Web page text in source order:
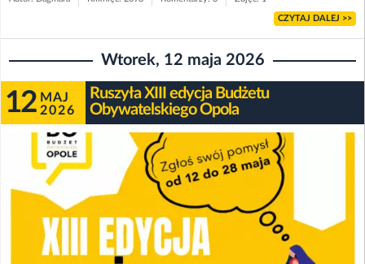
CZYTAJ DALEJ >>
Wtorek, 12 maja 2026
12 MAJ
2026
Ruszyła XIII edycja Budżetu
Obywatelskiego Opola